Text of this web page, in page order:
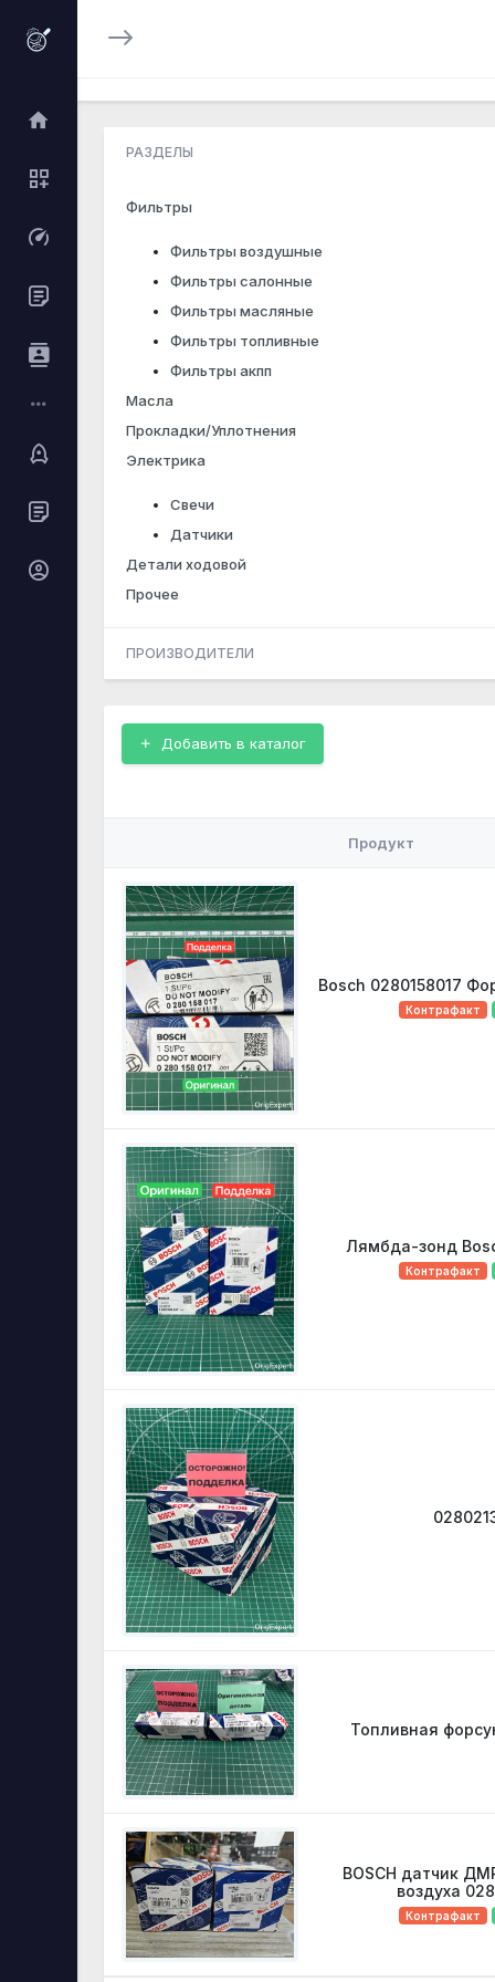
РАЗДЕЛЫ
Фильтры
Фильтры воздушные
Фильтры салонные
Фильтры масляные
Фильтры топливные
Фильтры акпп
Масла
Прокладки/Уплотнения
Электрика
Свечи
Датчики
Детали ходовой
Прочее
ПРОИЗВОДИТЕЛИ
Добавить в каталог
Продукт
Bosch 0280158017
Контрафакт
Лямбда-зонд
Контрафакт
Топливная
BOSCH датчик
воздуха
Контрафакт